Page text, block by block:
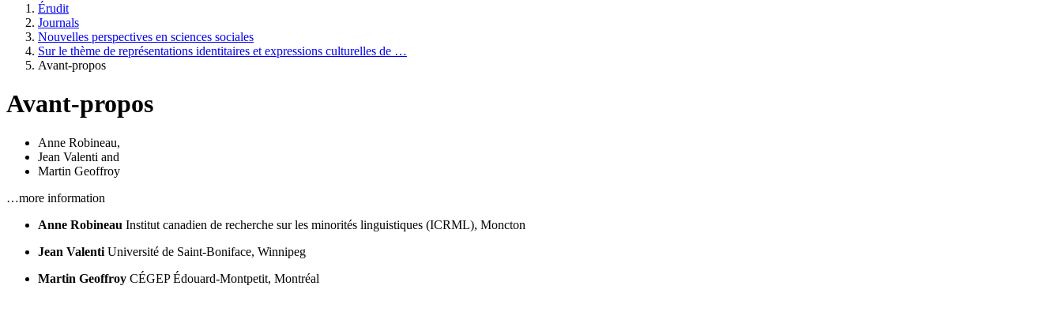
Érudit
Journals
Nouvelles perspectives en sciences sociales
Sur le thème de représentations identitaires et expressions culturelles de …
Avant-propos
Avant-propos
Anne Robineau,
Jean Valenti and
Martin Geoffroy
…more information
Anne Robineau Institut canadien de recherche sur les minorités linguistiques (ICRML), Moncton
Jean Valenti Université de Saint-Boniface, Winnipeg
Martin Geoffroy CÉGEP Édouard-Montpetit, Montréal